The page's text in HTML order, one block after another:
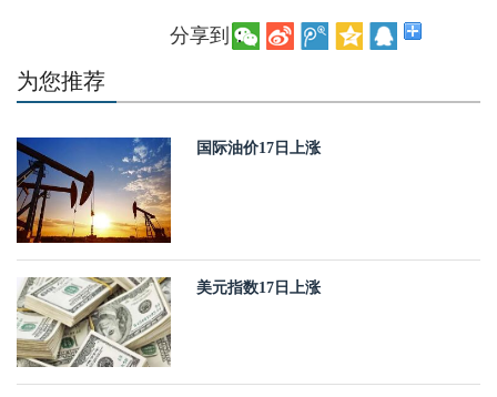
分享到：
为您推荐
国际油价17日上涨
美元指数17日上涨